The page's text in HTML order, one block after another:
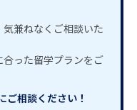
兼ねなくご相談いた
った留学プランをご
相談ください！